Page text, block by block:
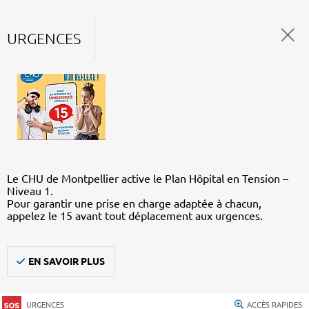
URGENCES
Le CHU de Montpellier active le Plan Hôpital en Tension –
Niveau 1.
Pour garantir une prise en charge adaptée à chacun,
appelez le 15 avant tout déplacement aux urgences.
EN SAVOIR PLUS
URGENCES ACCÈS RAPIDES